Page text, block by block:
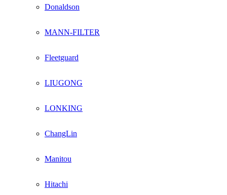
Donaldson
MANN-FILTER
Fleetguard
LIUGONG
LONKING
ChangLin
Manitou
Hitachi